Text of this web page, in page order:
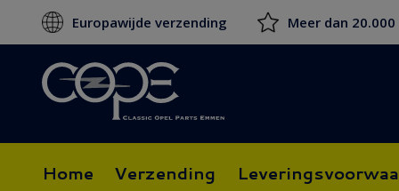
Europawijde verzending Meer dan
Home Verzending